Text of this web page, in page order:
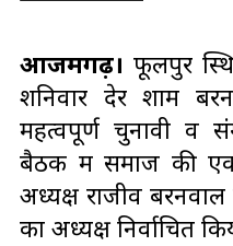
आजमगढ़। फूलपुर
शनिवार देर शाम
महत्वपूर्ण चुनावी व
बैठक में समाज की
अध्यक्ष राजीव
का अध्यक्ष निर्वाचित